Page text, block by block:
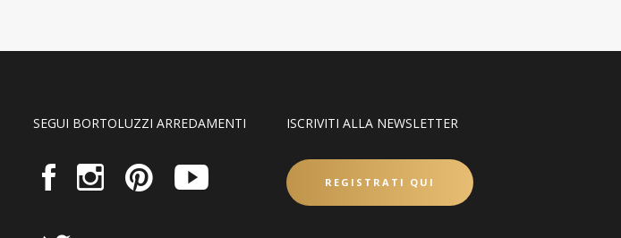
SEGUI BORTOLUZZI ARREDAMENTI ISCRIVITI ALLA NEWSLETTER
REGISTRATI QUI